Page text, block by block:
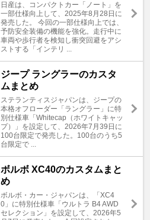
日産は、コンパクトカー「ノート」を
一部仕様向上して、2025年8月28日に
発売した。 今回の一部仕様向上では、
予防安全装備の機能を強化。走行中に
車両や歩行者を検知し衝突回避をアシ
ストする「インテリ ...
ジープ ラングラーのカスタ
ムまとめ
ステランティスジャパンは、ジープの
本格オフローダー「ラングラー」に特
別仕様車「Whitecap（ホワイトキャッ
プ）」を設定して、2026年7月39日に
100台限定で発売した。100台のうち5
台限定で ...
ボルボ XC40のカスタムまと
め
ボルボ・カー・ジャパンは、「XC4
0」に特別仕様車「ウルトラ B4 AWD
セレクション」を設定して、2026年5